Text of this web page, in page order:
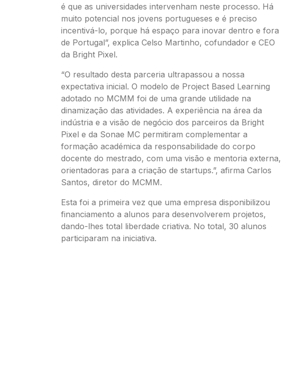
é que as universidades intervenham neste processo. Há
muito potencial nos jovens portugueses e é preciso
incentivá-lo, porque há espaço para inovar dentro e fora
de Portugal”, explica Celso Martinho, cofundador e CEO
da Bright Pixel.
“O resultado desta parceria ultrapassou a nossa
expectativa inicial. O modelo de Project Based Learning
adotado no MCMM foi de uma grande utilidade na
dinamização das atividades. A experiência na área da
indústria e a visão de negócio dos parceiros da Bright
Pixel e da Sonae MC permitiram complementar a
formação académica da responsabilidade do corpo
docente do mestrado, com uma visão e mentoria externa,
orientadoras para a criação de startups.”, afirma Carlos
Santos, diretor do MCMM.
Esta foi a primeira vez que uma empresa disponibilizou
financiamento a alunos para desenvolverem projetos,
dando-lhes total liberdade criativa. No total, 30 alunos
participaram na iniciativa.